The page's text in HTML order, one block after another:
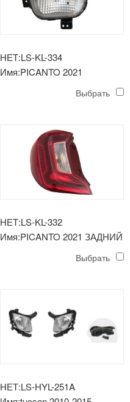
НЕТ:LS-KL-334
Имя:PICANTO 2021
Выбрать
НЕТ:LS-KL-332
Имя:PICANTO 2021 ЗАДНИЙ
Выбрать
НЕТ:LS-HYL-251A